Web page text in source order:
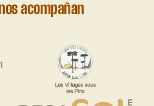
acompañan